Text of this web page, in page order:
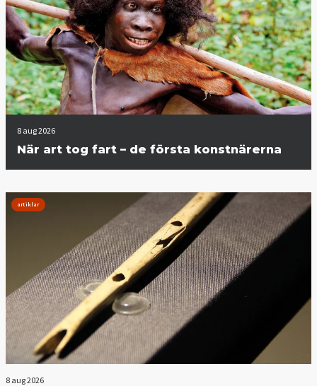
8 aug 2026
När art tog fart – de första konstnärerna
artiklar
8 aug 2026